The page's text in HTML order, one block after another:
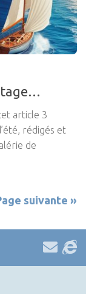
article 3
rédigés et
de
suivante »